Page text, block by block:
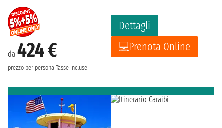
da 424 €
prezzo per persona Tasse incluse
Dettagli
Prenota Online